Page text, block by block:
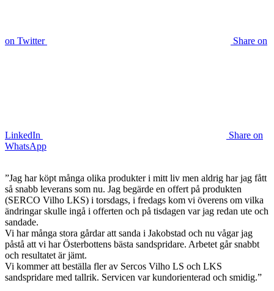
on Twitter Share on
LinkedIn
Share on
WhatsApp
”Jag har köpt många olika produkter i mitt liv men aldrig har jag fått
så snabb leverans som nu. Jag begärde en offert på produkten
(SERCO Vilho LKS) i torsdags, i fredags kom vi överens om vilka
ändringar skulle ingå i offerten och på tisdagen var jag redan ute och
sandade.
Vi har många stora gårdar att sanda i Jakobstad och nu vågar jag
påstå att vi har Österbottens bästa sandspridare. Arbetet går snabbt
och resultatet är jämt.
Vi kommer att beställa fler av Sercos Vilho LS och LKS
sandspridare med tallrik. Servicen var kundorienterad och smidig.”
Försäljning